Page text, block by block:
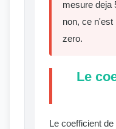
mesure deja
non, ce
zero.
Le
Le coefficient